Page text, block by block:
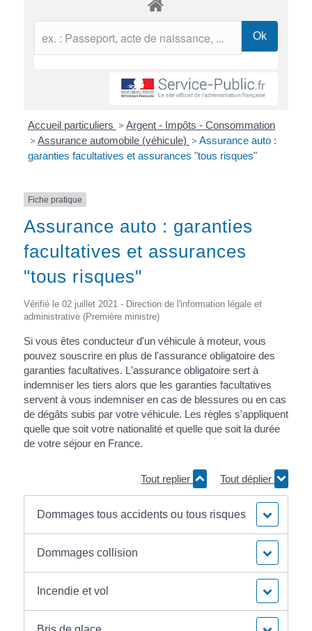
Accueil particuliers > Argent - Impôts - Consommation
> Assurance automobile (véhicule) > Assurance auto :
garanties facultatives et assurances "tous risques"
Fiche pratique
Assurance auto : garanties
facultatives et assurances
"tous risques"
Vérifié le 02 juillet 2021 - Direction de l'information légale et
administrative (Première ministre)
Si vous êtes conducteur d'un véhicule à moteur, vous
pouvez souscrire en plus de l'assurance obligatoire des
garanties facultatives. L'assurance obligatoire sert à
indemniser les tiers alors que les garanties facultatives
servent à vous indemniser en cas de blessures ou en cas
de dégâts subis par votre véhicule. Les règles s'appliquent
quelle que soit votre nationalité et quelle que soit la durée
de votre séjour en France.
Tout replier Tout déplier
Dommages tous accidents ou tous risques
Dommages collision
Incendie et vol